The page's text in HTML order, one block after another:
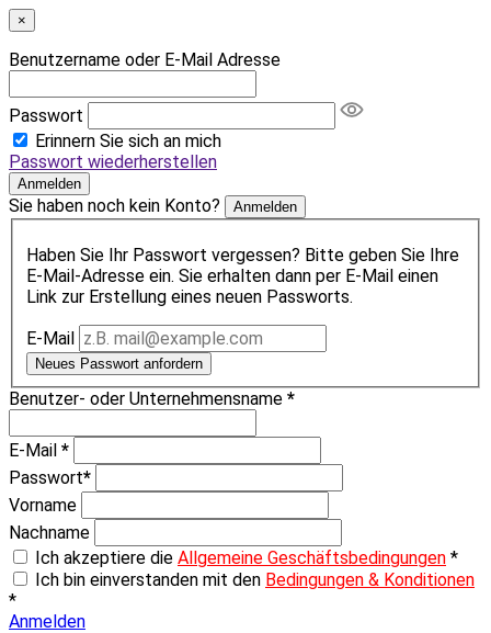
×
Benutzername oder E-Mail Adresse
Passwort
Erinnern Sie sich an mich
Passwort wiederherstellen
Anmelden
Sie haben noch kein Konto? Anmelden
Haben Sie Ihr Passwort vergessen? Bitte geben Sie Ihre
E-Mail-Adresse ein. Sie erhalten dann per E-Mail einen
Link zur Erstellung eines neuen Passworts.
E-Mail
Neues Passwort anfordern
Benutzer- oder Unternehmensname *
E-Mail *
Passwort*
Vorname
Nachname
Ich akzeptiere die Allgemeine Geschäftsbedingungen *
Ich bin einverstanden mit den Bedingungen & Konditionen
*
Anmelden